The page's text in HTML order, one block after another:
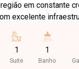
em constante
excelente
supermercados,
comércios,
de vida. Apartamento
1
Suite
1
Banho